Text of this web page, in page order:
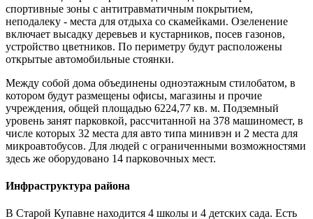
спортивные зоны с антитравматичным покрытием,
неподалеку - места для отдыха со скамейками. Озеленение
включает высадку деревьев и кустарников, посев газонов,
устройство цветников. По периметру будут расположены
открытые автомобильные стоянки.
Между собой дома объединены одноэтажным стилобатом, в
котором будут размещены офисы, магазины и прочие
учреждения, общей площадью 6224,77 кв. м. Подземный
уровень занят парковкой, рассчитанной на 378 машиномест, в
числе которых 32 места для авто типа минивэн и 2 места для
микроавтобусов. Для людей с ограниченными возможностями
здесь же оборудовано 14 парковочных мест.
Инфраструктура района
В Старой Купавне находится 4 школы и 4 детских сада. Есть